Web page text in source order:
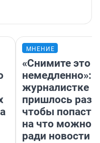
МНЕНИЕ
«Снимите это
немедленно»:
журналистке
пришлось
чтобы попасть
на что можно
ради новости